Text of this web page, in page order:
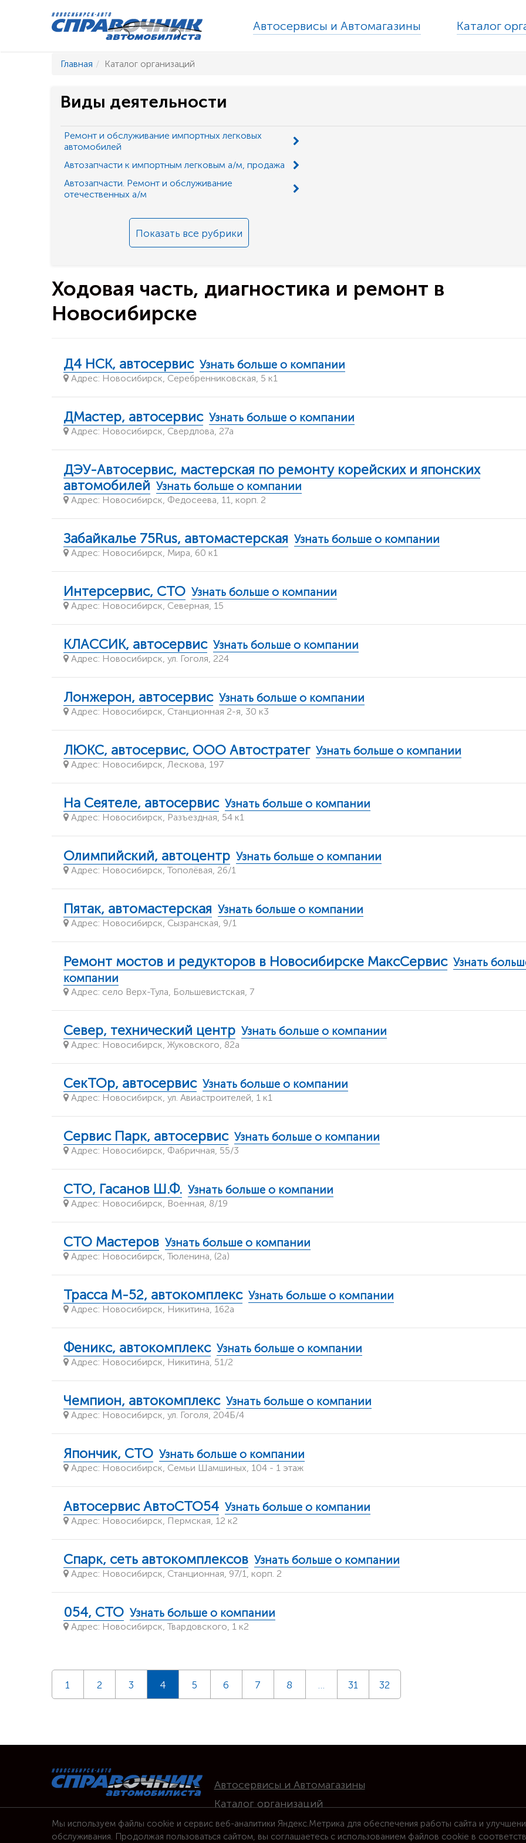
Автосервисы и Автомагазины Каталог
Главная Каталог организаций
Виды деятельности
Ремонт и обслуживание импортных легковых
автомобилей
Автозапчасти к импортным легковым а/м, продажа
Автозапчасти. Ремонт и обслуживание
отечественных а/м
Показать все рубрики
Ходовая часть, диагностика и ремонт в
Новосибирске
Д4 НСК, автосервис Узнать больше о компании
Адрес: Новосибирск, Серебренниковская, 5 к1
ДМастер, автосервис Узнать больше о компании
Адрес: Новосибирск, Свердлова, 27а
ДЭУ-Автосервис, мастерская по ремонту корейских и японских
автомобилей Узнать больше о компании
Адрес: Новосибирск, Федосеева, 11, корп. 2
Забайкалье 75Rus, автомастерская Узнать больше о компании
Адрес: Новосибирск, Мира, 60 к1
Интерсервис, СТО Узнать больше о компании
Адрес: Новосибирск, Северная, 15
КЛАССИК, автосервис Узнать больше о компании
Адрес: Новосибирск, ул. Гоголя, 224
Лонжерон, автосервис Узнать больше о компании
Адрес: Новосибирск, Станционная 2-я, 30 к3
ЛЮКС, автосервис, ООО Автостратег Узнать больше о компании
Адрес: Новосибирск, Лескова, 197
На Сеятеле, автосервис Узнать больше о компании
Адрес: Новосибирск, Разъездная, 54 к1
Олимпийский, автоцентр Узнать больше о компании
Адрес: Новосибирск, Тополёвая, 26/1
Пятак, автомастерская Узнать больше о компании
Адрес: Новосибирск, Сызранская, 9/1
Ремонт мостов и редукторов в Новосибирске МаксСервис Узнать
компании
Адрес: село Верх-Тула, Большевистская, 7
Север, технический центр Узнать больше о компании
Адрес: Новосибирск, Жуковского, 82а
СекТОр, автосервис Узнать больше о компании
Адрес: Новосибирск, ул. Авиастроителей, 1 к1
Сервис Парк, автосервис Узнать больше о компании
Адрес: Новосибирск, Фабричная, 55/3
СТО, Гасанов Ш.Ф. Узнать больше о компании
Адрес: Новосибирск, Военная, 8/19
СТО Мастеров Узнать больше о компании
Адрес: Новосибирск, Тюленина, (2а)
Трасса М-52, автокомплекс Узнать больше о компании
Адрес: Новосибирск, Никитина, 162а
Феникс, автокомплекс Узнать больше о компании
Адрес: Новосибирск, Никитина, 51/2
Чемпион, автокомплекс Узнать больше о компании
Адрес: Новосибирск, ул. Гоголя, 204Б/4
Япончик, СТО Узнать больше о компании
Адрес: Новосибирск, Семьи Шамшиных, 104 - 1 этаж
Автосервис АвтоСТО54 Узнать больше о компании
Адрес: Новосибирск, Пермская, 12 к2
Спарк, сеть автокомплексов Узнать больше о компании
Адрес: Новосибирск, Станционная, 97/1, корп. 2
054, СТО Узнать больше о компании
Адрес: Новосибирск, Твардовского, 1 к2
1 2 3 4 5 6 7 8 … 31 32
Автосервисы и Автомагазины
Каталог организаций
Вакансии
Мы используем файлы cookie и сервис веб-аналитики Яндекс.Метрика для обеспечения работы сайта и
обслуживания. Продолжая пользоваться сайтом, вы соглашаетесь с использованием файлов cookie в